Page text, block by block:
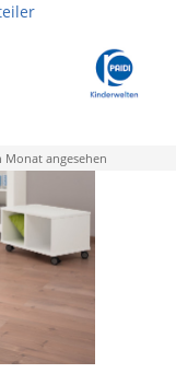
angesehen